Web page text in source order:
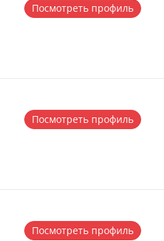
Посмотреть профиль
Посмотреть профиль
Посмотреть профиль